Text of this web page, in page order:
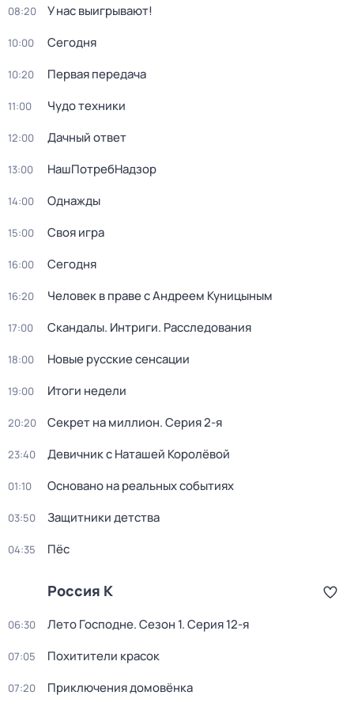
08:20 У нас выигрывают!
10:00 Сегодня
10:20 Первая передача
11:00 Чудо техники
12:00 Дачный ответ
13:00 НашПотребНадзор
14:00 Однажды
15:00 Своя игра
16:00 Сегодня
16:20 Человек в праве с Андреем Куницыным
17:00 Скандалы. Интриги. Расследования
18:00 Новые русские сенсации
19:00 Итоги недели
20:20 Секрет на миллион. Серия 2-я
23:40 Девичник с Наташей Королёвой
01:10 Основано на реальных событиях
03:50 Защитники детства
04:35 Пёс
Россия К
06:30 Лето Господне. Сезон 1. Серия 12-я
07:05 Похитители красок
07:20 Приключения домовёнка